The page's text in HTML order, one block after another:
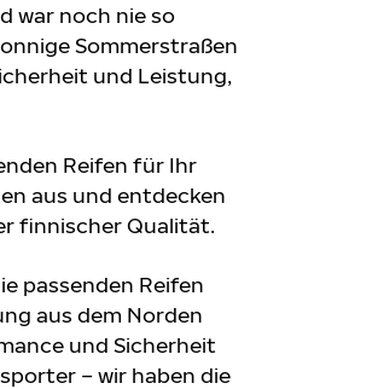
war noch nie so
Sommerstraßen
und Leistung,
Reifen für Ihr
aus und entdecken
finnischer Qualität.
passenden Reifen
aus dem Norden
und Sicherheit
– wir haben die